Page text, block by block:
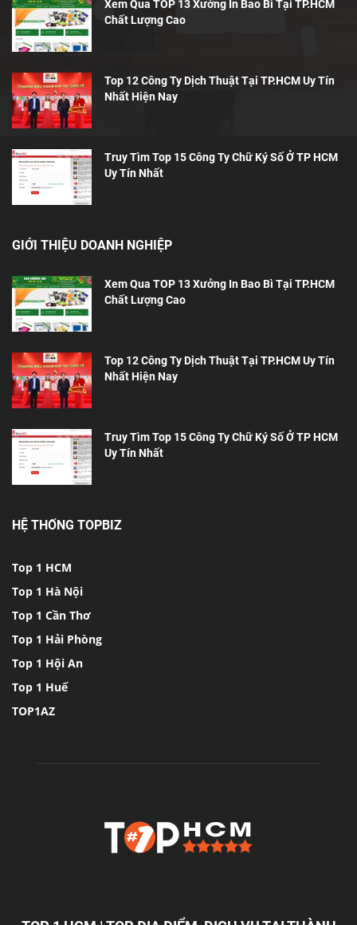
Xem Qua TOP 13 Xưởng In Bao Bì Tại TP.HCM
Chất Lượng Cao
Top 12 Công Ty Dịch Thuật Tại TP.HCM Uy Tín
Nhất Hiện Nay
Truy Tìm Top 15 Công Ty Chữ Ký Số Ở TP HCM
Uy Tín Nhất
GIỚI THIỆU DOANH NGHIỆP
Xem Qua TOP 13 Xưởng In Bao Bì Tại TP.HCM
Chất Lượng Cao
Top 12 Công Ty Dịch Thuật Tại TP.HCM Uy Tín
Nhất Hiện Nay
Truy Tìm Top 15 Công Ty Chữ Ký Số Ở TP HCM
Uy Tín Nhất
HỆ THỐNG TOPBIZ
Top 1 HCM
Top 1 Hà Nội
Top 1 Cần Thơ
Top 1 Hải Phòng
Top 1 Hội An
Top 1 Huế
TOP1AZ